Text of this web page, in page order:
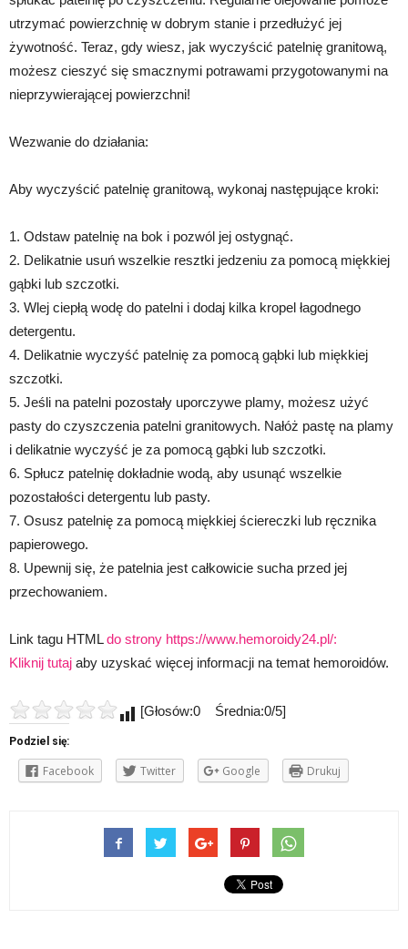
utrzymać powierzchnię w dobrym stanie i przedłużyć jej
żywotność. Teraz, gdy wiesz, jak wyczyścić patelnię granitową,
możesz cieszyć się smacznymi potrawami przygotowanymi na
nieprzywierającej powierzchni!
Wezwanie do działania:
Aby wyczyścić patelnię granitową, wykonaj następujące kroki:
1. Odstaw patelnię na bok i pozwól jej ostygnąć.
2. Delikatnie usuń wszelkie resztki jedzeniu za pomocą miękkiej
gąbki lub szczotki.
3. Wlej ciepłą wodę do patelni i dodaj kilka kropel łagodnego
detergentu.
4. Delikatnie wyczyść patelnię za pomocą gąbki lub miękkiej
szczotki.
5. Jeśli na patelni pozostały uporczywe plamy, możesz użyć
pasty do czyszczenia patelni granitowych. Nałóż pastę na plamy
i delikatnie wyczyść je za pomocą gąbki lub szczotki.
6. Spłucz patelnię dokładnie wodą, aby usunąć wszelkie
pozostałości detergentu lub pasty.
7. Osusz patelnię za pomocą miękkiej ściereczki lub ręcznika
papierowego.
8. Upewnij się, że patelnia jest całkowicie sucha przed jej
przechowaniem.
Link tagu HTMLdo strony https://www.hemoroidy24.pl/:
Kliknij tutaj aby uzyskać więcej informacji na temat hemoroidów.
[Głosów:0 Średnia:0/5]
Podziel się:
Facebook Twitter Google Drukuj